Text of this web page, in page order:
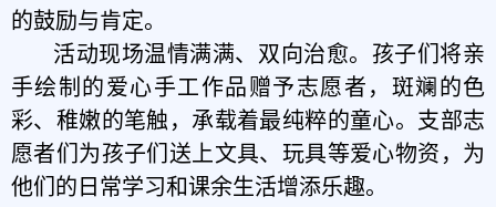
的鼓励与肯定。
活动现场温情满满、双向治愈。孩子们将亲
手绘制的爱心手工作品赠予志愿者，斑斓的色
彩、稚嫩的笔触，承载着最纯粹的童心。支部志
愿者们为孩子们送上文具、玩具等爱心物资，为
他们的日常学习和课余生活增添乐趣。